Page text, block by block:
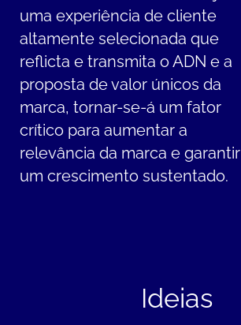
uma experiência de cliente
altamente selecionada que
reflicta e transmita o ADN e a
proposta de valor únicos da
marca, tornar-se-á um fator
crítico para aumentar a
relevância da marca e garantir
um crescimento sustentado.
Ideias